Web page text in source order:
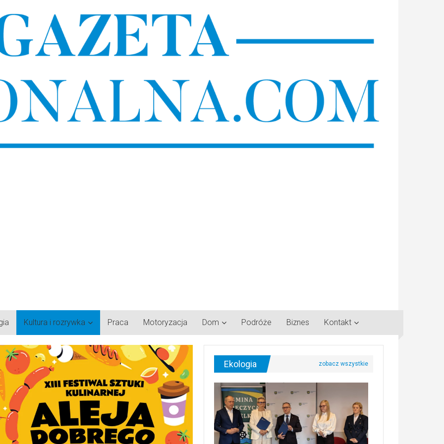
Kultura i rozrywka Praca Motoryzacja Dom Podróże Biznes Kontakt
Ekologia